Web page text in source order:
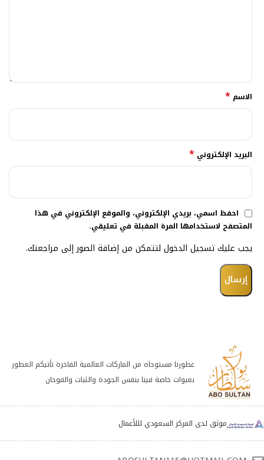
الاسم *
البريد الإلكتروني *
احفظ اسمي، بريدي الإلكتروني، والموقع الإلكتروني في هذا
المتصفح لاستخدامها المرة المقبلة في تعليقي.
يجب عليك تسجيل الدخول لتتمكن من إضافة الصور إلى مراجعتك.
عطورنا مستوحاه من الماركات العالمية الفاخرة تأتيكم العطور
بعبوات خاصة فينا بنفس الجودة والثبات والفوحان
موثق لدى المركز السعودي لللأعمال